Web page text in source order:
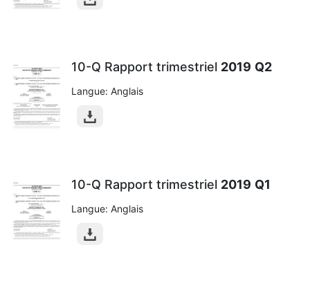
10-Q Rapport trimestriel 2019 Q2
Langue: Anglais
10-Q Rapport trimestriel 2019 Q1
Langue: Anglais